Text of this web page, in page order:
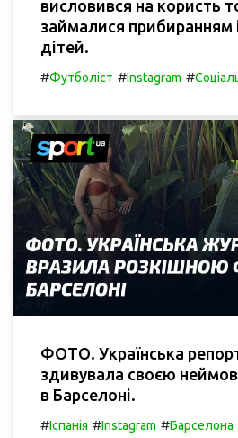
висловився на користь
займалися прибиранням
дітей.
#Футболіст #Instagram #
ФОТО. Українська
здивувала своєю
в Барселоні.
#Іспанія #Instagram #Барселона